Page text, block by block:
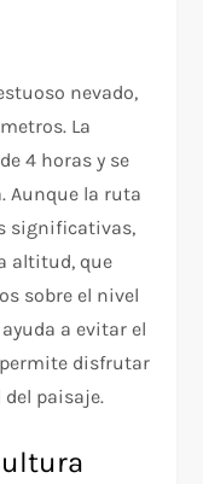
nevado,
La
4 horas y se
Aunque la ruta
significativas,
altitud, que
sobre el nivel
a evitar el
disfrutar
paisaje.